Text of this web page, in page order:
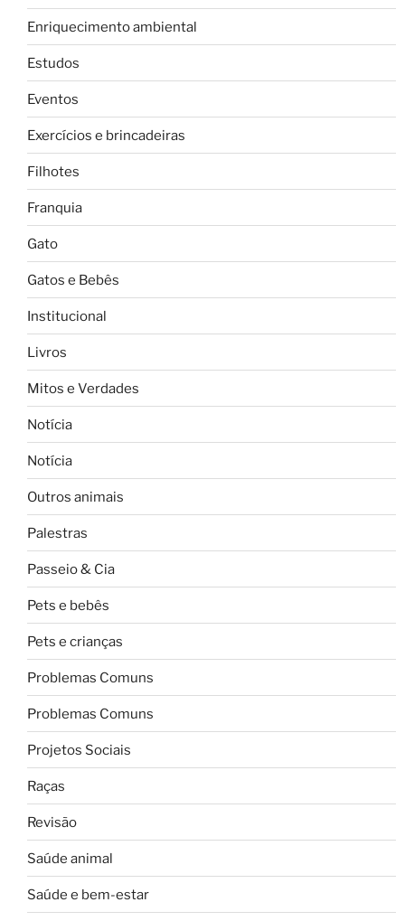
Enriquecimento ambiental
Estudos
Eventos
Exercícios e brincadeiras
Filhotes
Franquia
Gato
Gatos e Bebês
Institucional
Livros
Mitos e Verdades
Notícia
Notícia
Outros animais
Palestras
Passeio & Cia
Pets e bebês
Pets e crianças
Problemas Comuns
Problemas Comuns
Projetos Sociais
Raças
Revisão
Saúde animal
Saúde e bem-estar